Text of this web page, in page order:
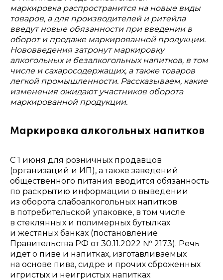
маркировка распространится на новые виды
товаров, а для производителей и ритейла
введут новые обязанности при введении в
оборот и продаже маркированной продукции.
Нововведения затронут маркировку
алкогольных и безалкогольных напитков, в том
числе и сахаросодержащих, а также товаров
легкой промышленности. Рассказываем, какие
изменения ожидают участников оборота
маркированной продукции.
Маркировка алкогольных напитков
С 1 июня для розничных продавцов
(организаций и ИП), а также заведений
общественного питания вводится обязанность
по раскрытию информации о выведении
из оборота слабоалкогольных напитков
в потребительской упаковке, в том числе
в стеклянных и полимерных бутылках
и жестяных банках (постановление
Правительства РФ от 30.11.2022 № 2173). Речь
идет о пиве и напитках, изготавливаемых
на основе пива, сидре и прочих сброженных
игристых и неигристых напитках